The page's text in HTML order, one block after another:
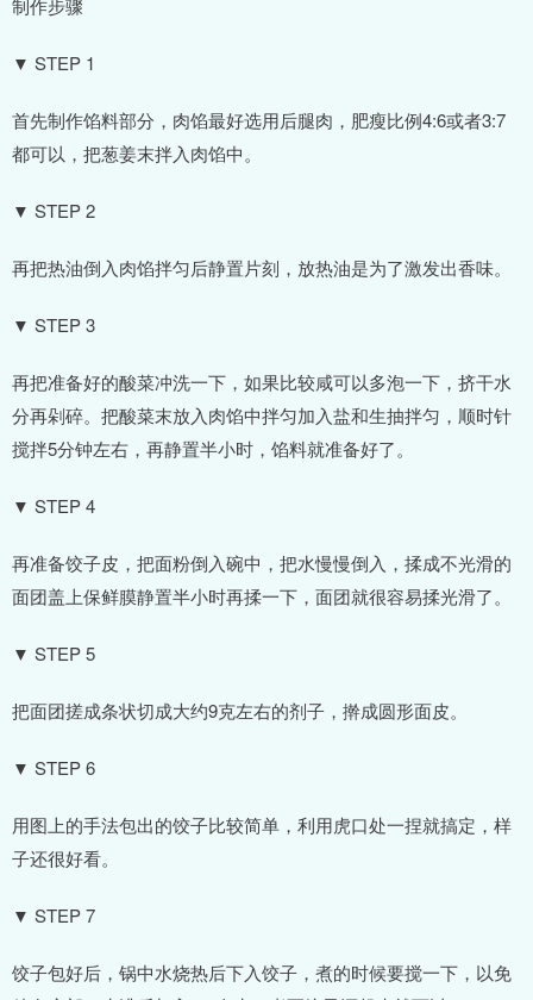
制作步骤
▼ STEP 1
首先制作馅料部分，肉馅最好选用后腿肉，肥瘦比例4:6或者3:7
都可以，把葱姜末拌入肉馅中。
▼ STEP 2
再把热油倒入肉馅拌匀后静置片刻，放热油是为了激发出香味。
▼ STEP 3
再把准备好的酸菜冲洗一下，如果比较咸可以多泡一下，挤干水
分再剁碎。把酸菜末放入肉馅中拌匀加入盐和生抽拌匀，顺时针
搅拌5分钟左右，再静置半小时，馅料就准备好了。
▼ STEP 4
再准备饺子皮，把面粉倒入碗中，把水慢慢倒入，揉成不光滑的
面团盖上保鲜膜静置半小时再揉一下，面团就很容易揉光滑了。
▼ STEP 5
把面团搓成条状切成大约9克左右的剂子，擀成圆形面皮。
▼ STEP 6
用图上的手法包出的饺子比较简单，利用虎口处一捏就搞定，样
子还很好看。
▼ STEP 7
饺子包好后，锅中水烧热后下入饺子，煮的时候要搅一下，以免